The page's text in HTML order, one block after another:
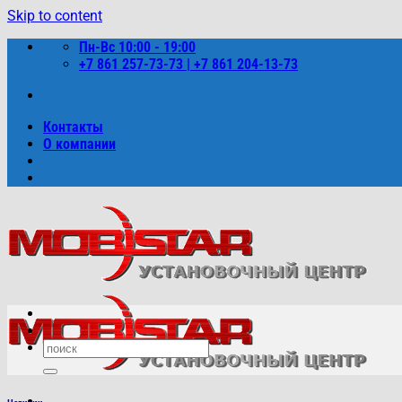
Skip to content
Пн-Вс 10:00 - 19:00
+7 861 257-73-73 | +7 861 204-13-73
Контакты
О компании